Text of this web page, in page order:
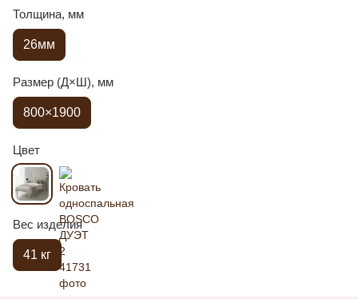
Толщина, мм
26мм
Размер (Д×Ш), мм
800×1900
Цвет
Вес изделия
41 кг